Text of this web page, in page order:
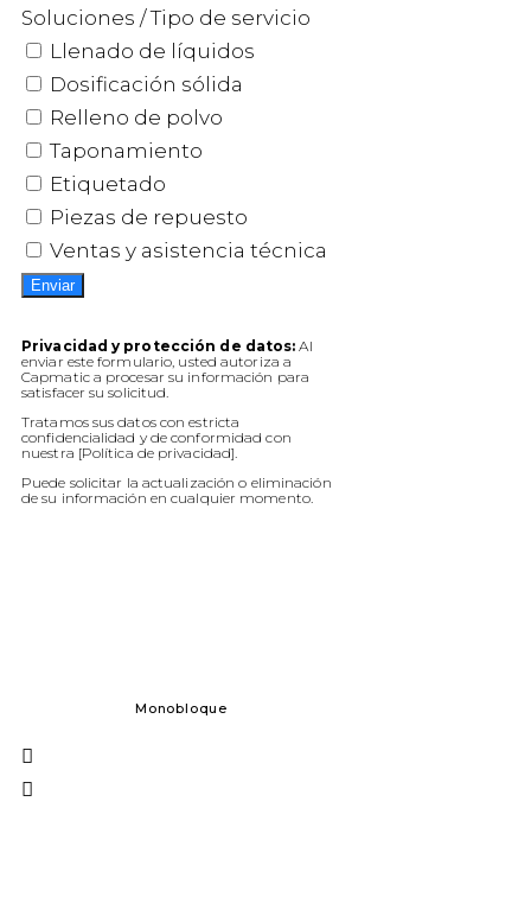
Soluciones / Tipo de servicio
Llenado de líquidos
Dosificación sólida
Relleno de polvo
Taponamiento
Etiquetado
Piezas de repuesto
Ventas y asistencia técnica
Enviar
Privacidad y protección de datos: Al
enviar este formulario, usted autoriza a
Capmatic a procesar su información para
satisfacer su solicitud.
Tratamos sus datos con estricta
confidencialidad y de conformidad con
nuestra [Política de privacidad].
Puede solicitar la actualización o eliminación
de su información en cualquier momento.
Monobloque